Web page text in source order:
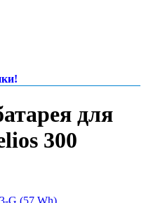
для
300
G (57 Wh)